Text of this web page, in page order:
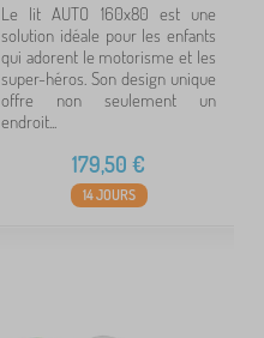
Le lit AUTO 160x80 est une
solution idéale pour les enfants
qui adorent le motorisme et les
super-héros. Son design unique
offre non seulement un
endroit...
179,50 €
14 JOURS